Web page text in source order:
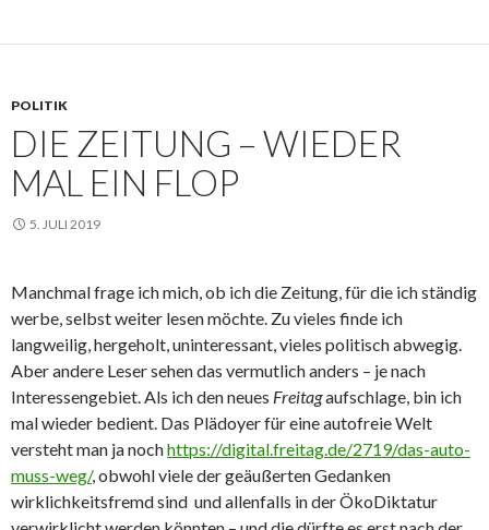
POLITIK
DIE ZEITUNG – WIEDER
MAL EIN FLOP
5. JULI 2019
Manchmal frage ich mich, ob ich die Zeitung, für die ich ständig
werbe, selbst weiter lesen möchte. Zu vieles finde ich
langweilig, hergeholt, uninteressant, vieles politisch abwegig.
Aber andere Leser sehen das vermutlich anders – je nach
Interessengebiet. Als ich den neues Freitagaufschlage, bin ich
mal wieder bedient. Das Plädoyer für eine autofreie Welt
versteht man ja nochhttps://digital.freitag.de/2719/das-auto-
muss-weg/, obwohl viele der geäußerten Gedanken
wirklichkeitsfremd sind und allenfalls in der ÖkoDiktatur